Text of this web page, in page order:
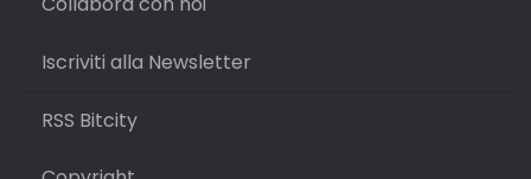
Iscriviti alla Newsletter
RSS Bitcity